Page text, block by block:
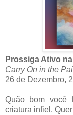
Prossiga Ativo
Carry On in the
26 de Dezembro,
Quão bom você
criatura infiel.